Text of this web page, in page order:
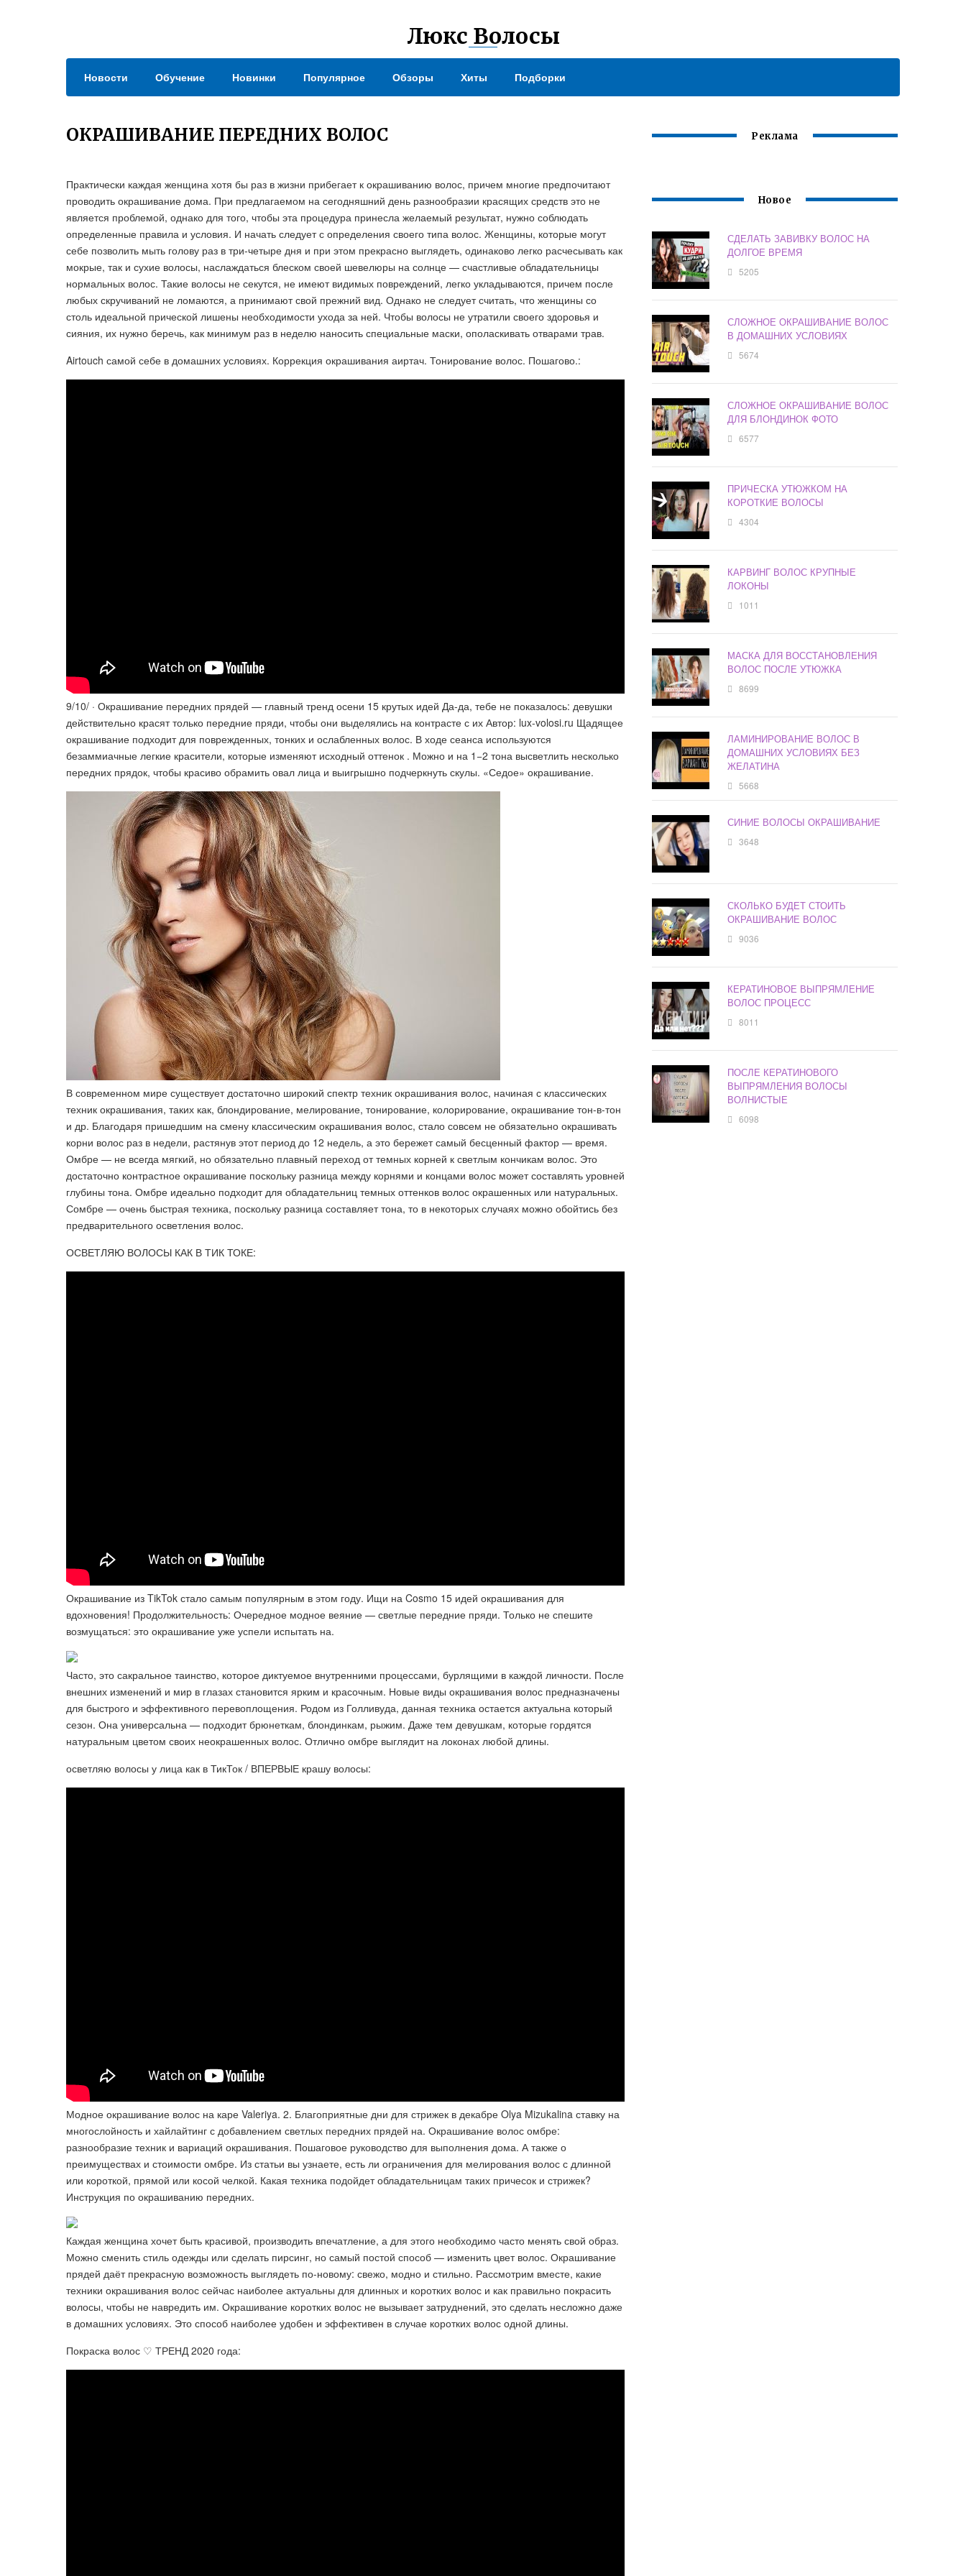
Люкс Волосы
Новости Обучение Новинки Популярное Обзоры Хиты Подборки
ОКРАШИВАНИЕ ПЕРЕДНИХ ВОЛОС
Практически каждая женщина хотя бы раз в жизни прибегает к окрашиванию волос, причем многие предпочитают
проводить окрашивание дома. При предлагаемом на сегодняшний день разнообразии красящих средств это не
является проблемой, однако для того, чтобы эта процедура принесла желаемый результат, нужно соблюдать
определенные правила и условия. И начать следует с определения своего типа волос. Женщины, которые могут
себе позволить мыть голову раз в три-четыре дня и при этом прекрасно выглядеть, одинаково легко расчесывать как
мокрые, так и сухие волосы, наслаждаться блеском своей шевелюры на солнце — счастливые обладательницы
нормальных волос. Такие волосы не секутся, не имеют видимых повреждений, легко укладываются, причем после
любых скручиваний не ломаются, а принимают свой прежний вид. Однако не следует считать, что женщины со
столь идеальной прической лишены необходимости ухода за ней. Чтобы волосы не утратили своего здоровья и
сияния, их нужно беречь, как минимум раз в неделю наносить специальные маски, ополаскивать отварами трав.
Airtouch самой себе в домашних условиях. Коррекция окрашивания аиртач. Тонирование волос. Пошагово.:
9/10/ · Окрашивание передних прядей — главный тренд осени 15 крутых идей Да-да, тебе не показалось: девушки
действительно красят только передние пряди, чтобы они выделялись на контрасте с их Автор: lux-volosi.ru Щадящее
окрашивание подходит для поврежденных, тонких и ослабленных волос. В ходе сеанса используются
безаммиачные легкие красители, которые изменяют исходный оттенок . Можно и на 1−2 тона высветлить несколько
передних прядок, чтобы красиво обрамить овал лица и выигрышно подчеркнуть скулы. «Седое» окрашивание.
В современном мире существует достаточно широкий спектр техник окрашивания волос, начиная с классических
техник окрашивания, таких как, блондирование, мелирование, тонирование, колорирование, окрашивание тон-в-тон
и др. Благодаря пришедшим на смену классическим окрашивания волос, стало совсем не обязательно окрашивать
корни волос раз в недели, растянув этот период до 12 недель, а это бережет самый бесценный фактор — время.
Омбре — не всегда мягкий, но обязательно плавный переход от темных корней к светлым кончикам волос. Это
достаточно контрастное окрашивание поскольку разница между корнями и концами волос может составлять уровней
глубины тона. Омбре идеально подходит для обладательниц темных оттенков волос окрашенных или натуральных.
Сомбре — очень быстрая техника, поскольку разница составляет тона, то в некоторых случаях можно обойтись без
предварительного осветления волос.
ОСВЕТЛЯЮ ВОЛОСЫ КАК В ТИК ТОКЕ:
Окрашивание из TikTok стало самым популярным в этом году. Ищи на Cosmo 15 идей окрашивания для
вдохновения! Продолжительность: Очередное модное веяние — светлые передние пряди. Только не спешите
возмущаться: это окрашивание уже успели испытать на.
Часто, это сакральное таинство, которое диктуемое внутренними процессами, бурлящими в каждой личности. После
внешних изменений и мир в глазах становится ярким и красочным. Новые виды окрашивания волос предназначены
для быстрого и эффективного перевоплощения. Родом из Голливуда, данная техника остается актуальна который
сезон. Она универсальна — подходит брюнеткам, блондинкам, рыжим. Даже тем девушкам, которые гордятся
натуральным цветом своих неокрашенных волос. Отлично омбре выглядит на локонах любой длины.
осветляю волосы у лица как в ТикТок / ВПЕРВЫЕ крашу волосы:
Модное окрашивание волос на каре Valeriya. 2. Благоприятные дни для стрижек в декабре Olya Mizukalina ставку на
многослойность и хайлайтинг с добавлением светлых передних прядей на. Окрашивание волос омбре:
разнообразие техник и вариаций окрашивания. Пошаговое руководство для выполнения дома. А также о
преимуществах и стоимости омбре. Из статьи вы узнаете, есть ли ограничения для мелирования волос с длинной
или короткой, прямой или косой челкой. Какая техника подойдет обладательницам таких причесок и стрижек?
Инструкция по окрашиванию передних.
Каждая женщина хочет быть красивой, производить впечатление, а для этого необходимо часто менять свой образ.
Можно сменить стиль одежды или сделать пирсинг, но самый постой способ — изменить цвет волос. Окрашивание
прядей даёт прекрасную возможность выглядеть по-новому: свежо, модно и стильно. Рассмотрим вместе, какие
техники окрашивания волос сейчас наиболее актуальны для длинных и коротких волос и как правильно покрасить
волосы, чтобы не навредить им. Окрашивание коротких волос не вызывает затруднений, это сделать несложно даже
в домашних условиях. Это способ наиболее удобен и эффективен в случае коротких волос одной длины.
Покраска волос ♡ ТРЕНД 2020 года:
Реклама
Новое
СДЕЛАТЬ ЗАВИВКУ ВОЛОС НА
ДОЛГОЕ ВРЕМЯ
5205
СЛОЖНОЕ ОКРАШИВАНИЕ ВОЛОС
В ДОМАШНИХ УСЛОВИЯХ
5674
СЛОЖНОЕ ОКРАШИВАНИЕ ВОЛОС
ДЛЯ БЛОНДИНОК ФОТО
6577
ПРИЧЕСКА УТЮЖКОМ НА
КОРОТКИЕ ВОЛОСЫ
4304
КАРВИНГ ВОЛОС КРУПНЫЕ
ЛОКОНЫ
1011
МАСКА ДЛЯ ВОССТАНОВЛЕНИЯ
ВОЛОС ПОСЛЕ УТЮЖКА
8699
ЛАМИНИРОВАНИЕ ВОЛОС В
ДОМАШНИХ УСЛОВИЯХ БЕЗ
ЖЕЛАТИНА
5668
СИНИЕ ВОЛОСЫ ОКРАШИВАНИЕ
3648
СКОЛЬКО БУДЕТ СТОИТЬ
ОКРАШИВАНИЕ ВОЛОС
9036
КЕРАТИНОВОЕ ВЫПРЯМЛЕНИЕ
ВОЛОС ПРОЦЕСС
8011
ПОСЛЕ КЕРАТИНОВОГО
ВЫПРЯМЛЕНИЯ ВОЛОСЫ
ВОЛНИСТЫЕ
6098